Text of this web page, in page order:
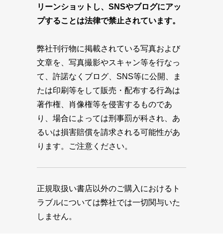
リーンショットし、SNSやブログにアッ
プすることは法律で禁止されています。
弊社刊行物に掲載されている写真および
文章を、写真撮影やスキャン等を行なっ
て、許諾なくブログ、SNS等に公開、ま
たは印刷等をして販売・配布する行為は
著作権、肖像権等を侵害するものであ
り、場合によっては刑事罰が科され、あ
るいは損害賠償を請求される可能性があ
ります。ご注意ください。
正規取扱い書店以外のご購入におけるト
ラブルについては弊社では一切関与いた
しません。